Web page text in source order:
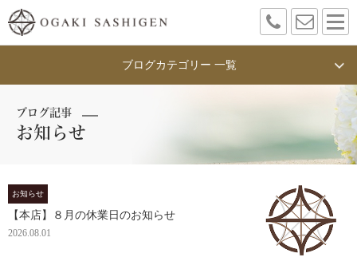
ブログカテゴリー 一覧
ブログ記事
お知らせ
お知らせ
【本店】８月の休業日のお知らせ
2026.08.01